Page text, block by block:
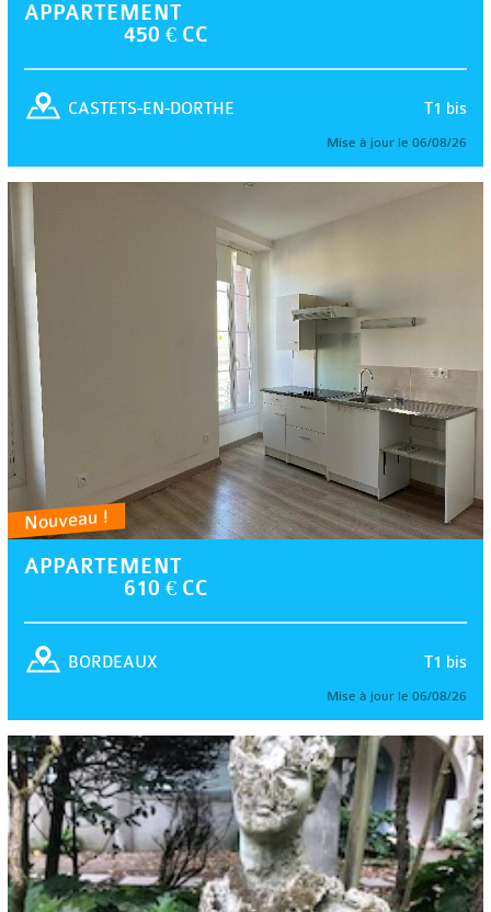
APPARTEMENT
450 € CC
T1 bis
CASTETS-EN-DORTHE
Mise à jour le 06/08/26
Nouveau !
APPARTEMENT
610 € CC
T1 bis
BORDEAUX
Mise à jour le 06/08/26